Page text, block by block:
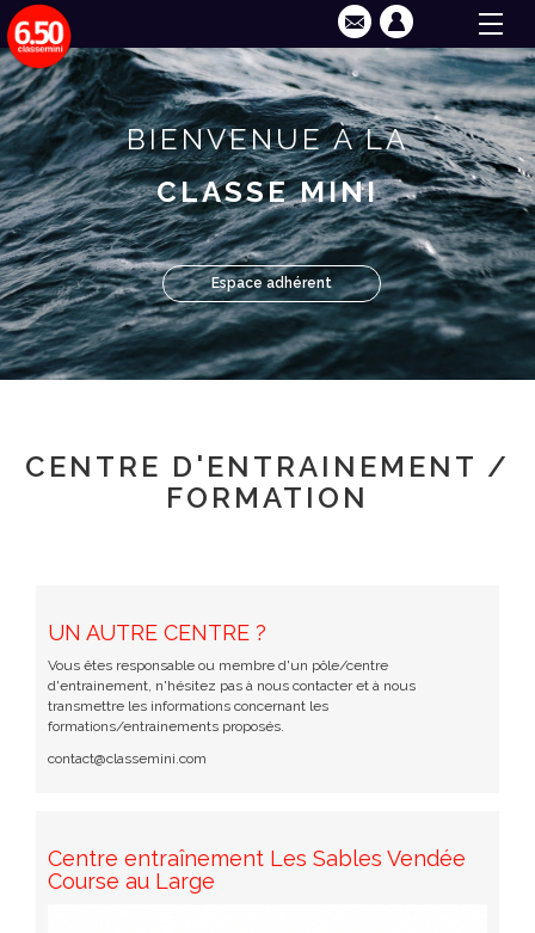
BIENVENUE À LA
CLASSE MINI
Espace adhérent
CENTRE D'ENTRAINEMENT /
FORMATION
UN AUTRE CENTRE ?
Vous êtes responsable ou membre d'un pôle/centre
d'entrainement, n'hésitez pas à nous contacter et à nous
transmettre les informations concernant les
formations/entrainements proposés.
contact@classemini.com
Centre entraînement Les Sables Vendée
Course au Large